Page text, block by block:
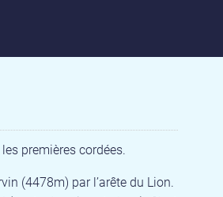
premières cordées.
(4478m) par l’arête du Lion.